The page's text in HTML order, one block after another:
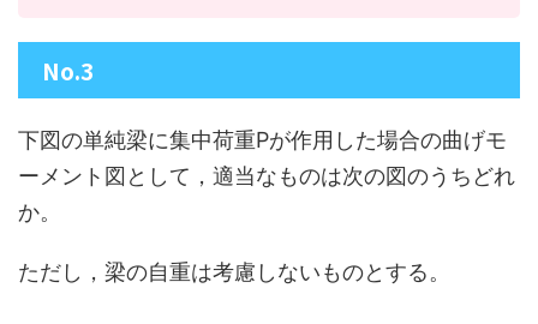
No.3
下図の単純梁に集中荷重Pが作用した場合の曲げモ
ーメント図として，適当なものは次の図のうちどれ
か。
ただし，梁の自重は考慮しないものとする。